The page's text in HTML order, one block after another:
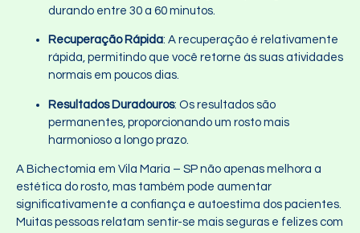
durando entre 30 a 60 minutos.
Recuperação Rápida: A recuperação é relativamente
rápida, permitindo que você retorne às suas atividades
normais em poucos dias.
Resultados Duradouros: Os resultados são
permanentes, proporcionando um rosto mais
harmonioso a longo prazo.
A Bichectomia em Vila Maria – SP não apenas melhora a
estética do rosto, mas também pode aumentar
significativamente a confiança e autoestima dos pacientes.
Muitas pessoas relatam sentir-se mais seguras e felizes com